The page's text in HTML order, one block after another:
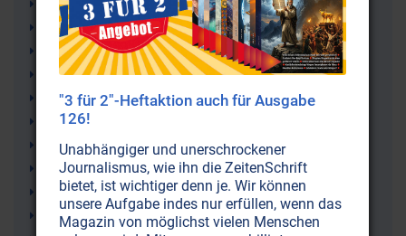
Impfschaden (Post Vac Syndrom)
Impfstoffe
Impfungen (Impfkampagnen)
Pharmaindustrie (Pharmalobby)
MMR-Impfung (Masern-Mumps-Röteln)
Autismus
Medizin
Impfbetrug
CDC (Centers for Disease Control and Prevention)
Gebärmutterhalskrebs
"3 für 2"-Heftaktion auch für Ausgabe
126!
Unabhängiger und unerschrockener
Journalismus, wie ihn die ZeitenSchrift
bietet, ist wichtiger denn je. Wir können
unsere Aufgabe indes nur erfüllen, wenn das
Magazin von möglichst vielen Menschen